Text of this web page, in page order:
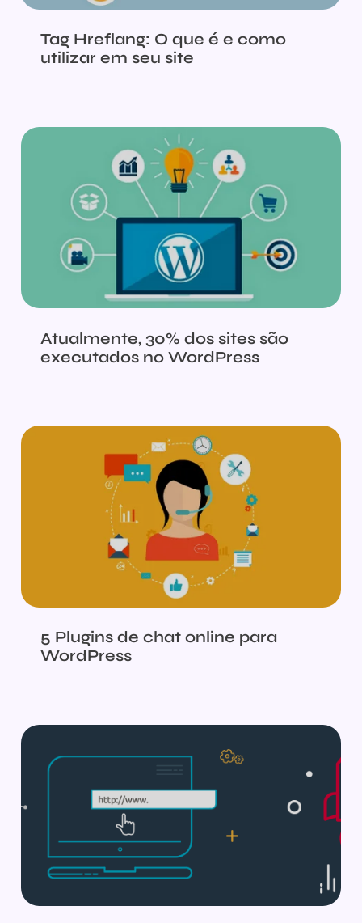
Tag Hreflang: O que é e como
utilizar em seu site
Atualmente, 30% dos sites são
executados no WordPress
5 Plugins de chat online para
WordPress